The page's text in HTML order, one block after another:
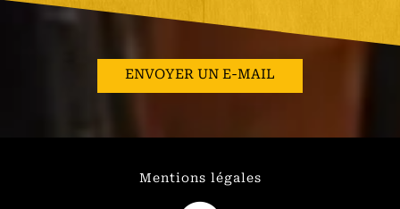
ENVOYER UN E-MAIL
Mentions légales